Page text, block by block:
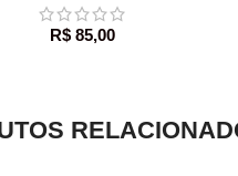
R$ 85,00